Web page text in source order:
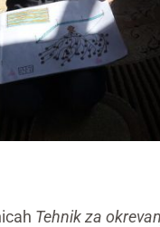
Tehnik za